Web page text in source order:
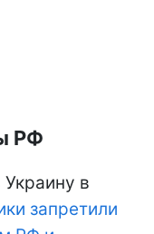
РФ
в
запретили